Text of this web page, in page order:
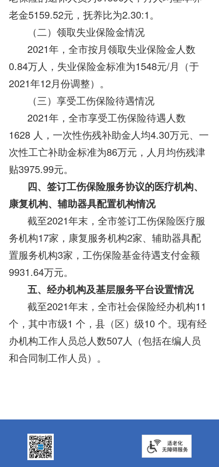
老金5159.52元，抚养比为2.30:1。
（二）领取失业保险金情况
2021年，全市按月领取失业保险金人数
0.84万人，失业保险金标准为1548元/月（于
2021年12月份调整）。
（三）享受工伤保险待遇情况
2021年，全市享受工伤保险待遇人数
1628 人，一次性伤残补助金人均4.30万元、一
次性工亡补助金标准为86万元，人月均伤残津
贴3975.99元。
四、签订工伤保险服务协议的医疗机构、
康复机构、辅助器具配置机构情况
截至2021年末，全市签订工伤保险医疗服
务机构17家，康复服务机构2家、辅助器具配
置服务机构3家，工伤保险基金待遇支付金额
9931.64万元。
五、经办机构及基层服务平台设置情况
截至2021年末，全市社会保险经办机构11
个，其中市级1 个，县（区）级10 个。现有经
办机构工作人员总人数507人（包括在编人员
和合同制工作人员）。